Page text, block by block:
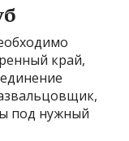
край,
под нужный